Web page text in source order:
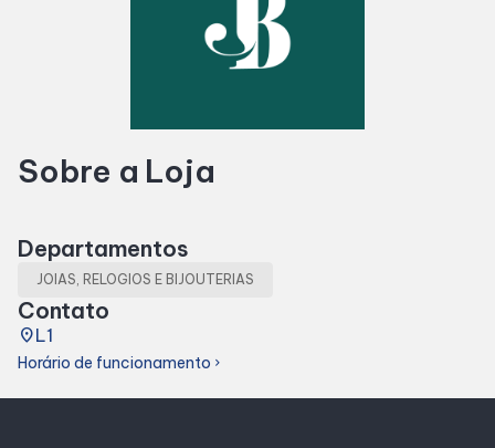
Cinema
Fique por dentro
Sobre a Loja
Departamentos
JOIAS, RELOGIOS E BIJOUTERIAS
Contato
placeL1
Horário de funcionamento chevron_right